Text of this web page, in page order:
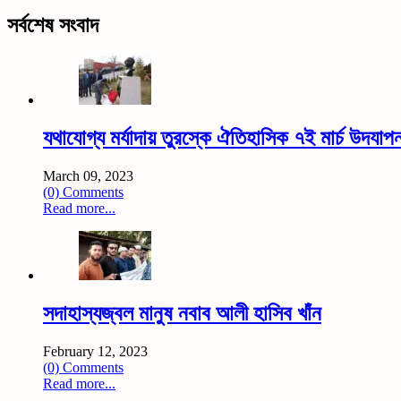
সর্বশেষ সংবাদ
যথাযোগ্য মর্যাদায় তুরস্কে ঐতিহাসিক ৭ই মার্চ
March 09, 2023
(0) Comments
Read more...
সদাহাস্যজ্বল মানুষ নবাব আলী হাসিব খাঁন
February 12, 2023
(0) Comments
Read more...